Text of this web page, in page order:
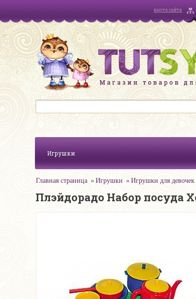
карта сайта
Игрушки
Главная страница Игрушки Игрушки для девочек
Плэйдорадо Набор посуда